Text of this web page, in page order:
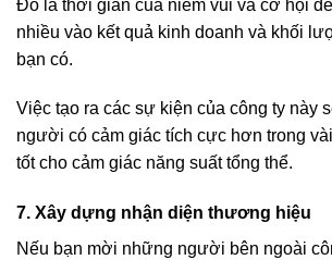
Đó là thời gian của niềm vui và cơ hội
nhiều vào kết quả kinh doanh và khối
bạn có.
Việc tạo ra các sự kiện của công ty này
người có cảm giác tích cực hơn trong
tốt cho cảm giác năng suất tổng thể.
7. Xây dựng nhận diện thương hiệu
Nếu bạn mời những người bên ngoài